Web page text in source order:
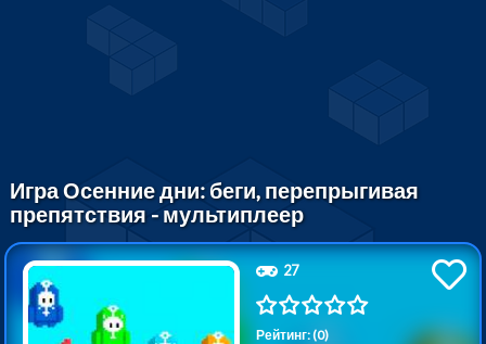
Игра Осенние дни: беги, перепрыгивая
препятствия - мультиплеер
27
Рейтинг: (0)